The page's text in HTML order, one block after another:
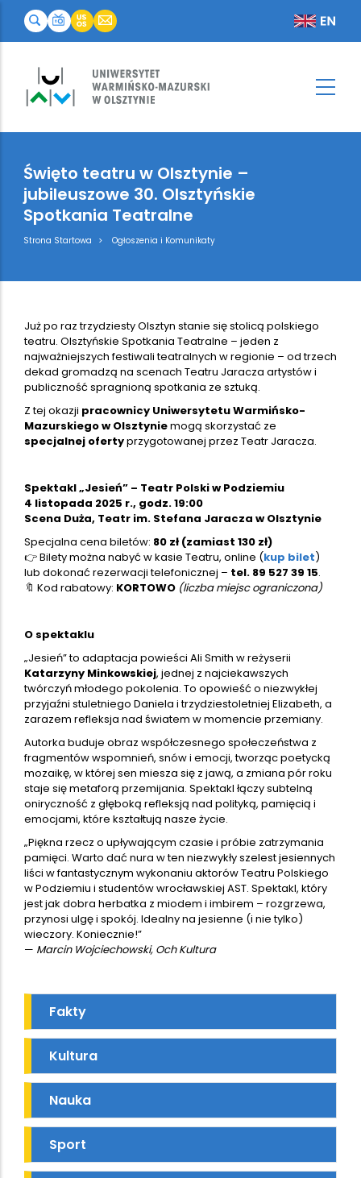
Święto teatru w Olsztynie –
jubileuszowe 30. Olsztyńskie
Spotkania Teatralne
Breadcrumb
Strona Startowa Ogłoszenia i Komunikaty
Już po raz trzydziesty Olsztyn stanie się stolicą polskiego
teatru. Olsztyńskie Spotkania Teatralne – jeden z
najważniejszych festiwali teatralnych w regionie – od trzech
dekad gromadzą na scenach Teatru Jaracza artystów i
publiczność spragnioną spotkania ze sztuką.
Z tej okazji pracownicy Uniwersytetu Warmińsko-
Mazurskiego w Olsztyniemogą skorzystać ze
specjalnej ofertyprzygotowanej przez Teatr Jaracza.
Spektakl „Jesień” – Teatr Polski w Podziemiu
4 listopada 2025 r., godz. 19:00
Scena Duża, Teatr im. Stefana Jaracza w Olsztynie
Specjalna cena biletów: 80 zł (zamiast 130 zł)
👉 Bilety można nabyć w kasie Teatru, online (kup bilet)
lub dokonać rezerwacji telefonicznej – tel. 89 527 39 15.
🔖 Kod rabatowy: KORTOWO (liczba miejsc ograniczona)
O spektaklu
„Jesień” to adaptacja powieści Ali Smith w reżyserii
Katarzyny Minkowskiej, jednej z najciekawszych
twórczyń młodego pokolenia. To opowieść o niezwykłej
przyjaźni stuletniego Daniela i trzydziestoletniej Elizabeth, a
zarazem refleksja nad światem w momencie przemiany.
Autorka buduje obraz współczesnego społeczeństwa z
fragmentów wspomnień, snów i emocji, tworząc poetycką
mozaikę, w której sen miesza się z jawą, a zmiana pór roku
staje się metaforą przemijania. Spektakl łączy subtelną
oniryczność z głęboką refleksją nad polityką, pamięcią i
emocjami, które kształtują nasze życie.
„Piękna rzecz o upływającym czasie i próbie zatrzymania
pamięci. Warto dać nura w ten niezwykły szelest jesiennych
liści w fantastycznym wykonaniu aktorów Teatru Polskiego
w Podziemiu i studentów wrocławskiej AST. Spektakl, który
jest jak dobra herbatka z miodem i imbirem – rozgrzewa,
przynosi ulgę i spokój. Idealny na jesienne (i nie tylko)
wieczory. Koniecznie!”
— Marcin Wojciechowski, Och Kultura
Fakty
Kultura
Nauka
Sport